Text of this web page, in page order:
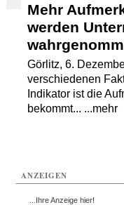
Mehr
werden
Görlitz, 6.
verschiedenen
Indikator ist die
bekommt... ...mehr
ANZEIGEN
...Ihre Anzeige hier!